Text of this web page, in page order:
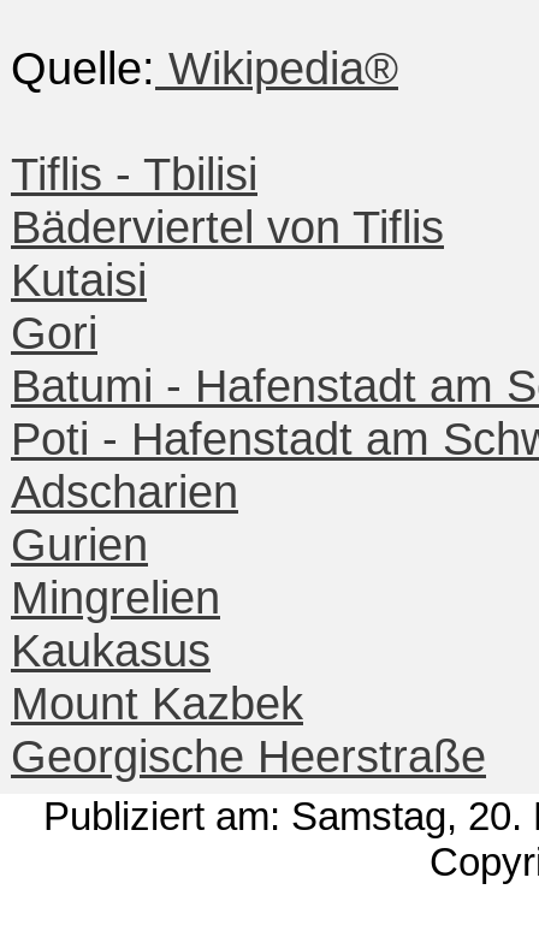
Quelle: Wikipedia®
Tiflis - Tbilisi
Bäderviertel von Tiflis
Kutaisi
Gori
Batumi - Hafenstadt am
Poti - Hafenstadt am
Adscharien
Gurien
Mingrelien
Kaukasus
Mount Kazbek
Georgische Heerstraße
Publiziert am: Samstag,